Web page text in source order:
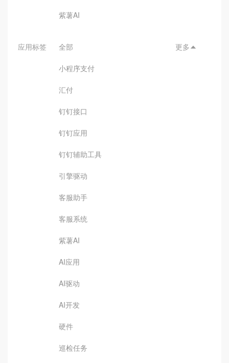
紫薯AI
应用标签 全部
小程序支付
汇付
钉钉接口
钉钉应用
钉钉辅助工具
引擎驱动
客服助手
客服系统
紫薯AI
AI应用
AI驱动
AI开发
硬件
巡检任务
更多 